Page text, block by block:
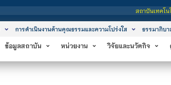
สถาบันเทคโนโลยีจิตรลดา
การดำเนินงานด้านคุณธรรมและความโปร่งใส ธรรมาภิบา
ข้อมูลสถาบัน หน่วยงาน วิจัยและนวัตกิจ